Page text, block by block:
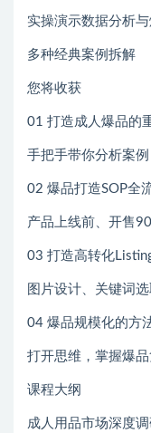
实操演示数据分析
多种经典案例拆解
您将收获
01 打造成人爆品的
手把手带你分析案
02 爆品打造SOP全
产品上线前、开售
03 打造高转化
图片设计、关键词
04 爆品规模化的方
打开思维，掌握爆
课程大纲
成人用品市场深度